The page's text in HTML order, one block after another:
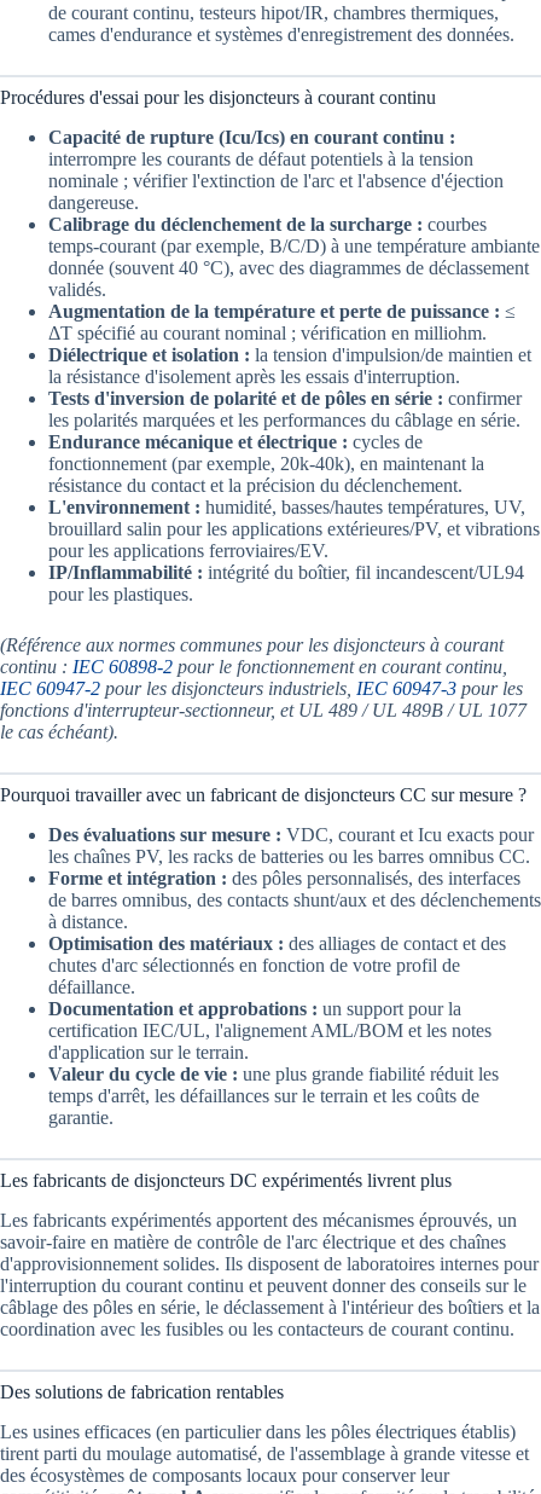
de courant continu, testeurs hipot/IR, chambres thermiques,
cames d'endurance et systèmes d'enregistrement des données.
Procédures d'essai pour les disjoncteurs à courant continu
Capacité de rupture (Icu/Ics) en courant continu :
interrompre les courants de défaut potentiels à la tension
nominale ; vérifier l'extinction de l'arc et l'absence d'éjection
dangereuse.
Calibrage du déclenchement de la surcharge : courbes
temps-courant (par exemple, B/C/D) à une température ambiante
donnée (souvent 40 °C), avec des diagrammes de déclassement
validés.
Augmentation de la température et perte de puissance : ≤
ΔT spécifié au courant nominal ; vérification en milliohm.
Diélectrique et isolation : la tension d'impulsion/de maintien et
la résistance d'isolement après les essais d'interruption.
Tests d'inversion de polarité et de pôles en série : confirmer
les polarités marquées et les performances du câblage en série.
Endurance mécanique et électrique : cycles de
fonctionnement (par exemple, 20k-40k), en maintenant la
résistance du contact et la précision du déclenchement.
L'environnement : humidité, basses/hautes températures, UV,
brouillard salin pour les applications extérieures/PV, et vibrations
pour les applications ferroviaires/EV.
IP/Inflammabilité : intégrité du boîtier, fil incandescent/UL94
pour les plastiques.
(Référence aux normes communes pour les disjoncteurs à courant
continu : IEC 60898-2 pour le fonctionnement en courant continu,
IEC 60947-2 pour les disjoncteurs industriels, IEC 60947-3 pour les
fonctions d'interrupteur-sectionneur, et UL 489 / UL 489B / UL 1077
le cas échéant).
Pourquoi travailler avec un fabricant de disjoncteurs CC sur mesure ?
Des évaluations sur mesure : VDC, courant et Icu exacts pour
les chaînes PV, les racks de batteries ou les barres omnibus CC.
Forme et intégration : des pôles personnalisés, des interfaces
de barres omnibus, des contacts shunt/aux et des déclenchements
à distance.
Optimisation des matériaux : des alliages de contact et des
chutes d'arc sélectionnés en fonction de votre profil de
défaillance.
Documentation et approbations : un support pour la
certification IEC/UL, l'alignement AML/BOM et les notes
d'application sur le terrain.
Valeur du cycle de vie : une plus grande fiabilité réduit les
temps d'arrêt, les défaillances sur le terrain et les coûts de
garantie.
Les fabricants de disjoncteurs DC expérimentés livrent plus
Les fabricants expérimentés apportent des mécanismes éprouvés, un
savoir-faire en matière de contrôle de l'arc électrique et des chaînes
d'approvisionnement solides. Ils disposent de laboratoires internes pour
l'interruption du courant continu et peuvent donner des conseils sur le
câblage des pôles en série, le déclassement à l'intérieur des boîtiers et la
coordination avec les fusibles ou les contacteurs de courant continu.
Des solutions de fabrication rentables
Les usines efficaces (en particulier dans les pôles électriques établis)
tirent parti du moulage automatisé, de l'assemblage à grande vitesse et
des écosystèmes de composants locaux pour conserver leur